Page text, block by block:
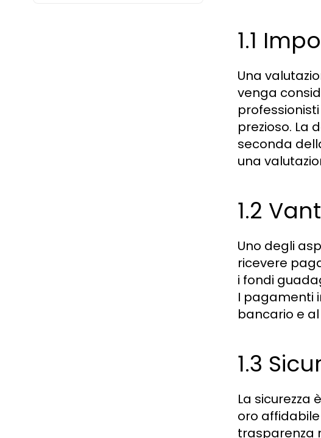
1.1
Una
venga
prezioso. La
seconda
una
1.2
Uno degli
ricevere
i fondi
I pagamenti
bancario e
1.3
La
oro
trasparenza